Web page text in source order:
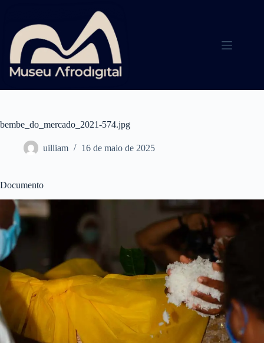
conteúdo
bembe_do_mercado_2021-574.jpg
uilliam 16 de maio de 2025
Documento